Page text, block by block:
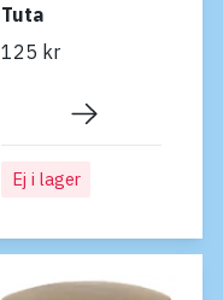
Tuta
125 kr
Ej i lager